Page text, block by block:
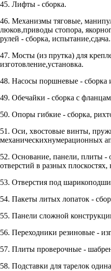
45. Лифты - сборка.
46. Механизмы тяговые,
люков,приводы стопора,
рулей - сборка, испытание,сдача.
47. Мосты (из прутка) для
изготовление,установка.
48. Насосы поршневые - сборка
49. Обечайки - сборка с
50. Опоры гибкие - сборка,
51. Оси, хвостовые винты,
механическихнумерационных
52. Основание, панели, плиты -
отверстий в разных плоскостях,
53. Отверстия под
54. Пакеты литых лопаток -
55. Панели сложной
56. Переходники резиновые -
57. Плиты проверочные -
58. Подставки для тарелок